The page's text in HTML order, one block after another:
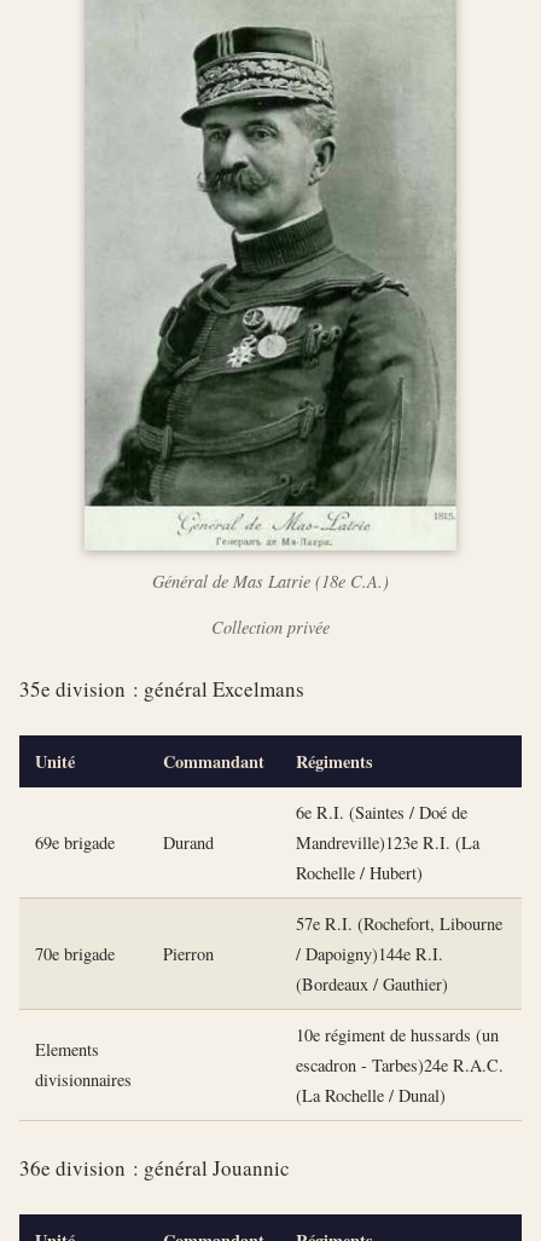
Général de Mas Latrie (18e C.A.)
Collection privée
35e division : général Excelmans
Unité Commandant Régiments
69e brigade Durand
6e R.I. (Saintes / Doé de
Mandreville)123e R.I. (La
Rochelle / Hubert)
70e brigade Pierron
57e R.I. (Rochefort, Libourne
/ Dapoigny)144e R.I.
(Bordeaux / Gauthier)
Elements
divisionnaires
10e régiment de hussards (un
escadron - Tarbes)24e R.A.C.
(La Rochelle / Dunal)
36e division : général Jouannic